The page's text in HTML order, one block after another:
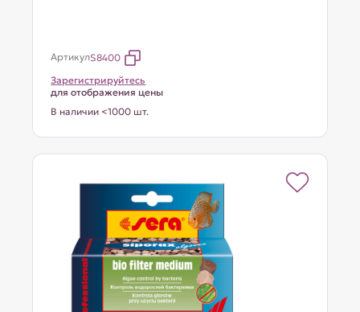
АртикулS8400
Зарегистрируйтесь
для отображения цены
В наличии <1000 шт.